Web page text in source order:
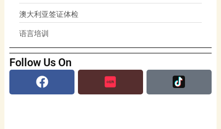
澳大利亚签证体检
语言培训
Follow Us On
Facebook